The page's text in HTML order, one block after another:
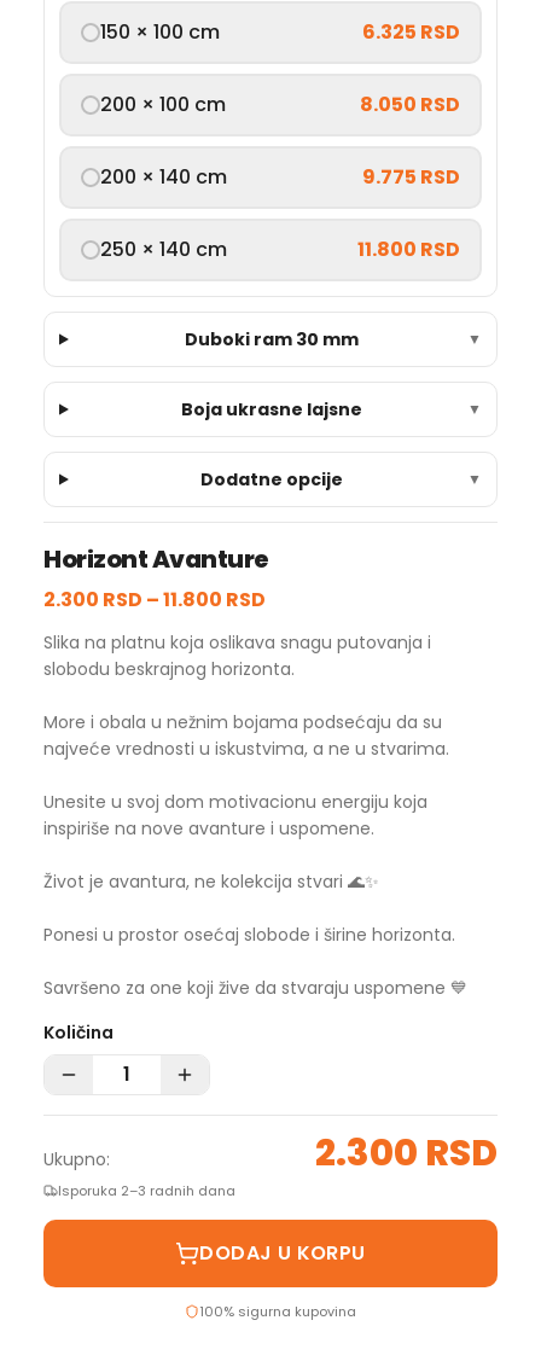
150 × 100 cm 6.325 RSD
200 × 100 cm 8.050 RSD
200 × 140 cm 9.775 RSD
250 × 140 cm 11.800 RSD
Duboki ram 30 mm ▼
Boja ukrasne lajsne ▼
Dodatne opcije ▼
Horizont Avanture
2.300 RSD –11.800 RSD
Slika na platnu koja oslikava snagu putovanja i
slobodu beskrajnog horizonta.
More i obala u nežnim bojama podsećaju da su
najveće vrednosti u iskustvima, a ne u stvarima.
Unesite u svoj dom motivacionu energiju koja
inspiriše na nove avanture i uspomene.
Život je avantura, ne kolekcija stvari 🌊✨
Ponesi u prostor osećaj slobode i širine horizonta.
Savršeno za one koji žive da stvaraju uspomene 💙
Količina
Ukupno: 2.300 RSD
Isporuka 2–3 radnih dana
DODAJ U KORPU
100% sigurna kupovina